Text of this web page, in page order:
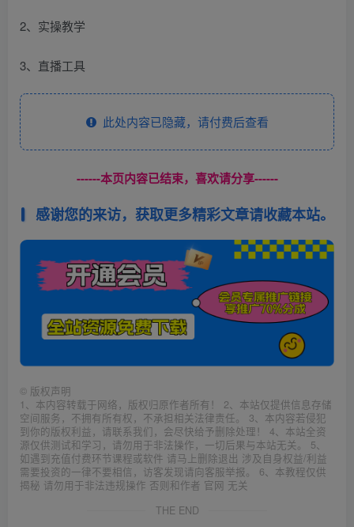
2、实操教学
3、直播工具
此处内容已隐藏，请付费后查看
------本页内容已结束，喜欢请分享------
感谢您的来访，获取更多精彩文章请收藏本站。
© 版权声明
1、本内容转载于网络，版权归原作者所有！ 2、本站仅提供信息存储
空间服务，不拥有所有权，不承担相关法律责任。 3、本内容若侵犯
到你的版权利益，请联系我们，会尽快给予删除处理！ 4、本站全资
源仅供测试和学习，请勿用于非法操作，一切后果与本站无关。 5、
如遇到充值付费环节课程或软件 请马上删除退出 涉及自身权益/利益
需要投资的一律不要相信，访客发现请向客服举报。 6、本教程仅供
揭秘 请勿用于非法违规操作 否则和作者 官网 无关
THE END